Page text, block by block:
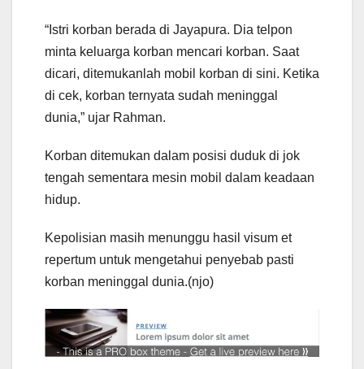
“Istri korban berada di Jayapura. Dia telpon
minta keluarga korban mencari korban. Saat
dicari, ditemukanlah mobil korban di sini. Ketika
di cek, korban ternyata sudah meninggal
dunia,” ujar Rahman.
Korban ditemukan dalam posisi duduk di jok
tengah sementara mesin mobil dalam keadaan
hidup.
Kepolisian masih menunggu hasil visum et
repertum untuk mengetahui penyebab pasti
korban meninggal dunia.(njo)